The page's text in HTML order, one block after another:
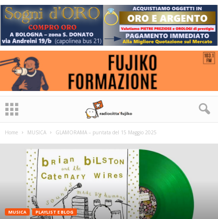
Home MUSICA GLAMORAMA – puntata del 15 Maggio 2025
MUSICA PLAYLIST E BLOG